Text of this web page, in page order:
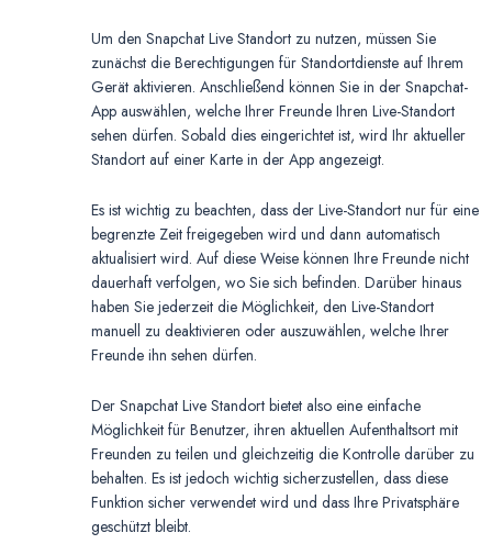
Um den Snapchat Live Standort zu nutzen, müssen Sie
zunächst die Berechtigungen für Standortdienste auf Ihrem
Gerät aktivieren. Anschließend können Sie in der Snapchat-
App auswählen, welche Ihrer Freunde Ihren Live-Standort
sehen dürfen. Sobald dies eingerichtet ist, wird Ihr aktueller
Standort auf einer Karte in der App angezeigt.
Es ist wichtig zu beachten, dass der Live-Standort nur für eine
begrenzte Zeit freigegeben wird und dann automatisch
aktualisiert wird. Auf diese Weise können Ihre Freunde nicht
dauerhaft verfolgen, wo Sie sich befinden. Darüber hinaus
haben Sie jederzeit die Möglichkeit, den Live-Standort
manuell zu deaktivieren oder auszuwählen, welche Ihrer
Freunde ihn sehen dürfen.
Der Snapchat Live Standort bietet also eine einfache
Möglichkeit für Benutzer, ihren aktuellen Aufenthaltsort mit
Freunden zu teilen und gleichzeitig die Kontrolle darüber zu
behalten. Es ist jedoch wichtig sicherzustellen, dass diese
Funktion sicher verwendet wird und dass Ihre Privatsphäre
geschützt bleibt.